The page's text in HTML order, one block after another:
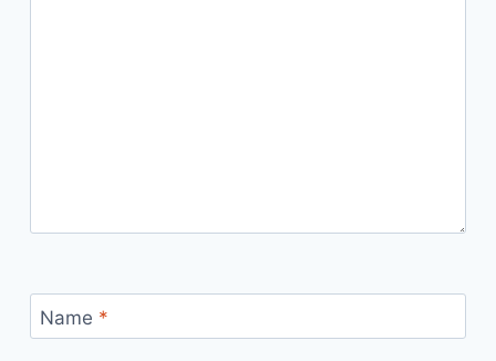
Name *